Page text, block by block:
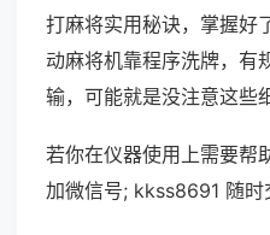
打麻将实用秘诀，掌握好
动麻将机靠程序洗牌，有
输，可能就是没注意这些
若你在仪器使用上需要帮
加微信号; kkss8691 随时